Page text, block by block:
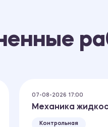
07-08-2026 17:00
Механика
Контрольная